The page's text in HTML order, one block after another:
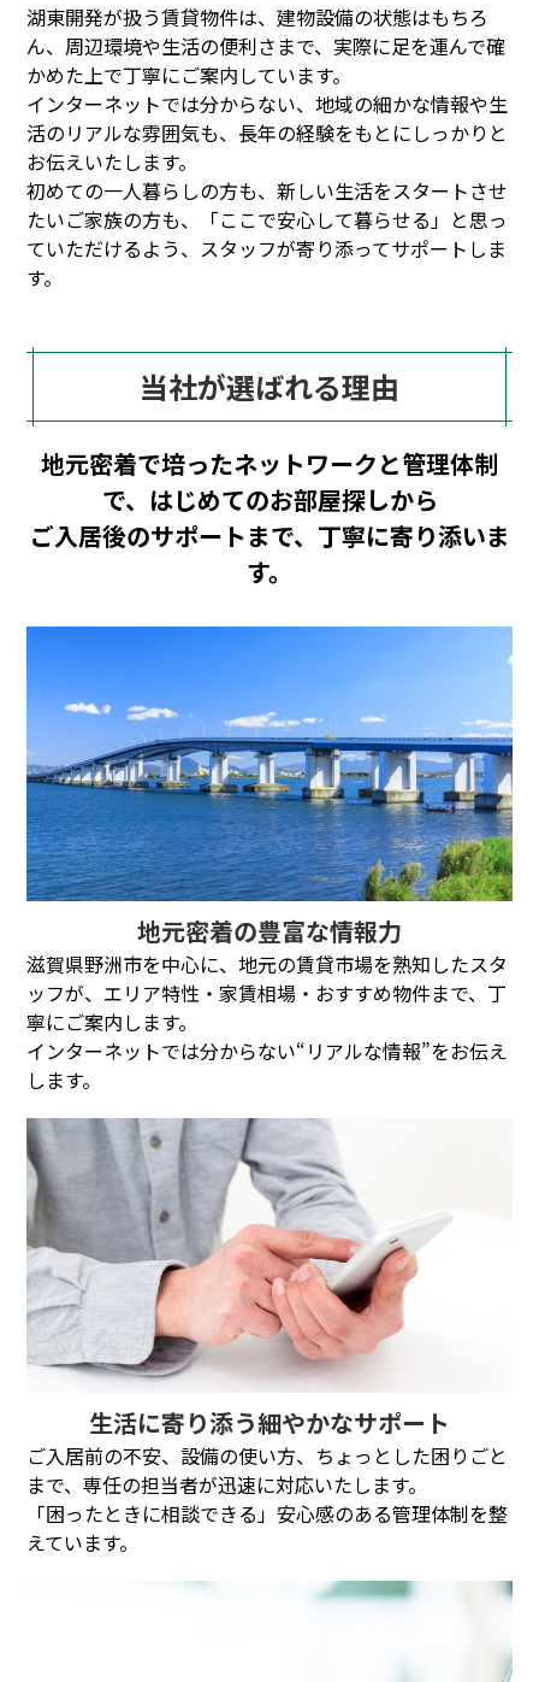
湖東開発が扱う賃貸物件は、建物設備の状態はもちろ
ん、周辺環境や生活の便利さまで、実際に足を運んで確
かめた上で丁寧にご案内しています。
インターネットでは分からない、地域の細かな情報や生
活のリアルな雰囲気も、長年の経験をもとにしっかりと
お伝えいたします。
初めての一人暮らしの方も、新しい生活をスタートさせ
たいご家族の方も、「ここで安心して暮らせる」と思っ
ていただけるよう、スタッフが寄り添ってサポートしま
す。
当社が選ばれる理由
地元密着で培ったネットワークと管理体制
で、はじめてのお部屋探しから
ご入居後のサポートまで、丁寧に寄り添いま
す。
地元密着の豊富な情報力
滋賀県野洲市を中心に、地元の賃貸市場を熟知したスタ
ッフが、エリア特性・家賃相場・おすすめ物件まで、丁
寧にご案内します。
インターネットでは分からない“リアルな情報”をお伝え
します。
生活に寄り添う細やかなサポート
ご入居前の不安、設備の使い方、ちょっとした困りごと
まで、専任の担当者が迅速に対応いたします。
「困ったときに相談できる」安心感のある管理体制を整
えています。